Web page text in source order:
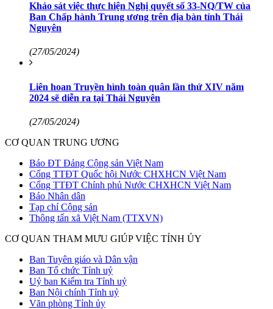
Khảo sát việc thực hiện Nghị quyết số 33-NQ/TW của
Ban Chấp hành Trung ương trên địa bàn tỉnh Thái
Nguyên
(27/05/2024)
Liên hoan Truyền hình toàn quân lần thứ XIV năm
2024 sẽ diễn ra tại Thái Nguyên
(27/05/2024)
CƠ QUAN TRUNG ƯƠNG
Báo ĐT Đảng Cộng sản Việt Nam
Cổng TTĐT Quốc hội Nước CHXHCN Việt Nam
Cổng TTĐT Chính phủ Nước CHXHCN Việt Nam
Báo Nhân dân
Tạp chí Cộng sản
Thông tấn xã Việt Nam (TTXVN)
CƠ QUAN THAM MƯU GIÚP VIỆC TỈNH ỦY
Ban Tuyên giáo và Dân vận
Ban Tổ chức Tỉnh uỷ
Uỷ ban Kiểm tra Tỉnh uỷ
Ban Nội chính Tỉnh uỷ
Văn phòng Tỉnh ủy